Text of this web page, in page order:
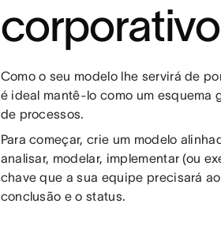
Como o seu modelo lhe servirá de
é ideal mantê-lo como um esquema
de processos.
Para começar, crie um modelo
analisar, modelar, implementar (ou
chave que a sua equipe precisará
conclusão e o status.